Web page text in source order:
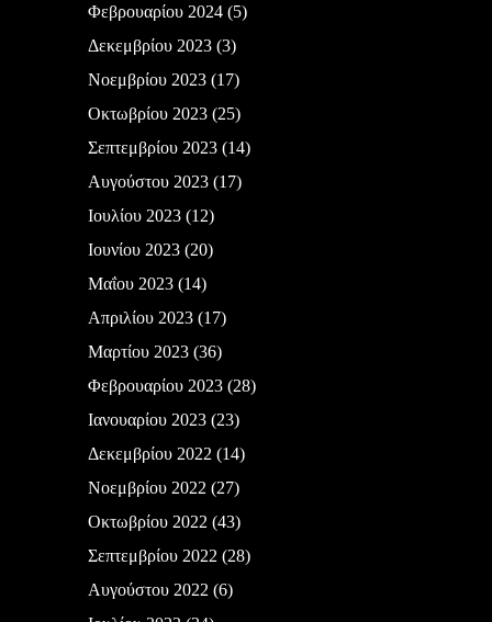
Φεβρουαρίου 2024(5)
Δεκεμβρίου 2023(3)
Νοεμβρίου 2023(17)
Οκτωβρίου 2023(25)
Σεπτεμβρίου 2023(14)
Αυγούστου 2023(17)
Ιουλίου 2023(12)
Ιουνίου 2023(20)
Μαΐου 2023(14)
Απριλίου 2023(17)
Μαρτίου 2023(36)
Φεβρουαρίου 2023(28)
Ιανουαρίου 2023(23)
Δεκεμβρίου 2022 (14)
Νοεμβρίου 2022 (27)
Οκτωβρίου 2022 (43)
Σεπτεμβρίου 2022 (28)
Αυγούστου 2022 (6)